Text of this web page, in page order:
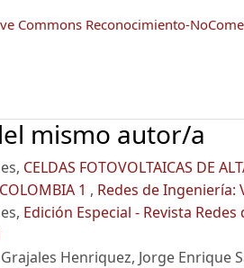
Commons Reconocimiento-
mismo autor/a
CELDAS FOTOVOLTAICAS DE
1 , Redes de Ingeniería:
Edición Especial - Revista
Henriquez, Jorge Enrique